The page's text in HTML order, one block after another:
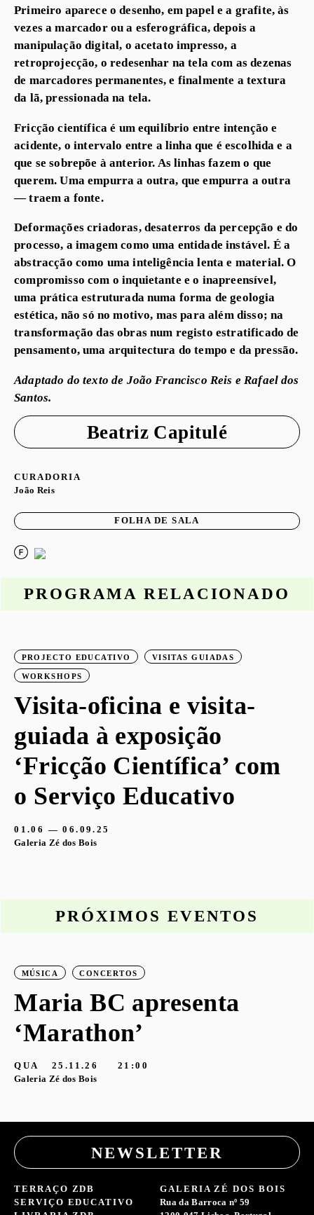
Primeiro aparece o desenho, em papel e a grafite, às
vezes a marcador ou a esferográfica, depois a
manipulação digital, o acetato impresso, a
retroprojecção, o redesenhar na tela com as dezenas
de marcadores permanentes, e finalmente a textura
da lã, pressionada na tela.
Fricção científica é um equilíbrio entre intenção e
acidente, o intervalo entre a linha que é escolhida e a
que se sobrepõe à anterior. As linhas fazem o que
querem. Uma empurra a outra, que empurra a outra
— traem a fonte.
Deformações criadoras, desaterros da percepção e do
processo, a imagem como uma entidade instável. É a
abstracção como uma inteligência lenta e material. O
compromisso com o inquietante e o inapreensível,
uma prática estruturada numa forma de geologia
estética, não só no motivo, mas para além disso; na
transformação das obras num registo estratificado de
pensamento, uma arquitectura do tempo e da pressão.
Adaptado do texto de João Francisco Reis e Rafael dos
Santos.
Beatriz Capitulé
CURADORIA
João Reis
FOLHA DE SALA
PROGRAMA RELACIONADO
PROJECTO EDUCATIVO VISITAS GUIADAS
WORKSHOPS
Visita-oficina e visita-
guiada à exposição
‘Fricção Científica’ com
o Serviço Educativo
01.06 — 06.09.25
Galeria Zé dos Bois
PRÓXIMOS EVENTOS
MÚSICA CONCERTOS
Maria BC apresenta
‘Marathon’
QUA 25.11.26
21:00
Galeria Zé dos Bois
NEWSLETTER
TERRAÇO ZDB
SERVIÇO EDUCATIVO
GALERIA ZÉ DOS BOIS
Rua da Barroca nº 59